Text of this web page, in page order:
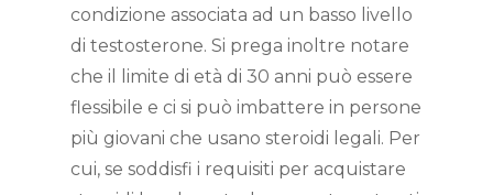
condizione associata ad un basso livello
di testosterone. Si prega inoltre notare
che il limite di età di 30 anni può essere
flessibile e ci si può imbattere in persone
più giovani che usano steroidi legali. Per
cui, se soddisfi i requisiti per acquistare